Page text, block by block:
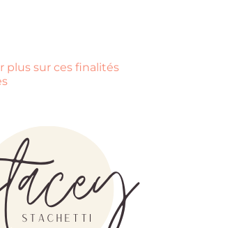
plus sur ces finalités